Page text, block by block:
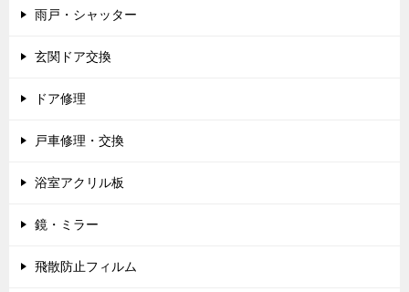
雨戸・シャッター
玄関ドア交換
ドア修理
戸車修理・交換
浴室アクリル板
鏡・ミラー
飛散防止フィルム